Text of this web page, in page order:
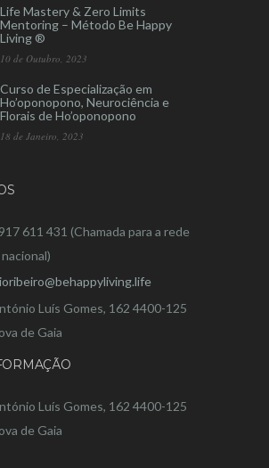
Life Mastery & Zero Limits
Mentoring – Método Be Happy
Living ®
10 de Outubro, 2023
Curso de Especialização em
Ho’oponopono, Neurociência e
Florais de Ho’oponopono
18 de Janeiro, 2023
611 431 (Chamada para a rede
Luís Gomes, 162 4400-125
de Gaia
Luís Gomes, 162 4400-125
de Gaia